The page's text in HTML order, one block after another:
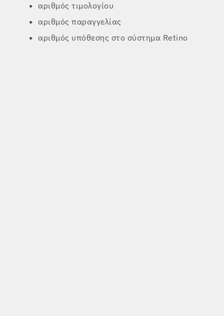
αριθμός τιμολογίου
αριθμός παραγγελίας
αριθμός υπόθεσης στο σύστημα Retino